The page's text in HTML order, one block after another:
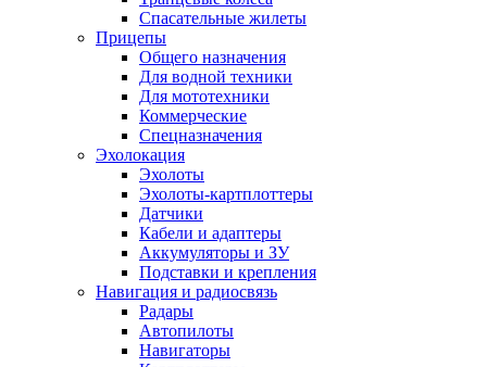
Спасательные жилеты
Прицепы
Общего назначения
Для водной техники
Для мототехники
Коммерческие
Спецназначения
Эхолокация
Эхолоты
Эхолоты-картплоттеры
Датчики
Кабели и адаптеры
Аккумуляторы и ЗУ
Подставки и крепления
Навигация и радиосвязь
Радары
Автопилоты
Навигаторы